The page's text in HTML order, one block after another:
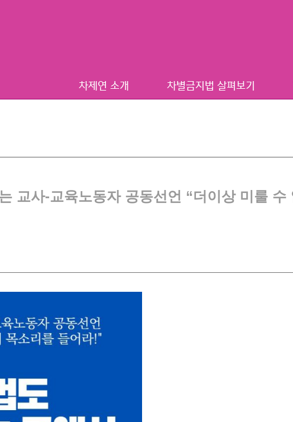
차제연 소개 차별금지법 살펴보기
교사-교육노동자 공동선언 “더이상 미룰 수